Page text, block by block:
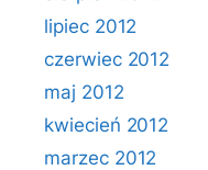
lipiec 2012
czerwiec 2012
maj 2012
kwiecień 2012
marzec 2012